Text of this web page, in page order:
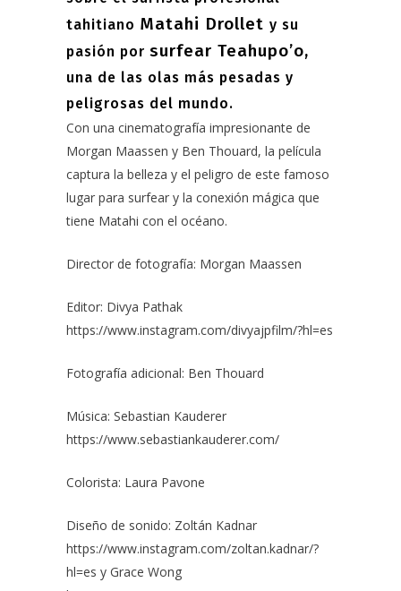
tahitiano Matahi Drollet y su
pasión por surfear Teahupo’o,
una de las olas más pesadas y
peligrosas del mundo.
Con una cinematografía impresionante de
Morgan Maassen y Ben Thouard, la película
captura la belleza y el peligro de este famoso
lugar para surfear y la conexión mágica que
tiene Matahi con el océano.
Director de fotografía: Morgan Maassen
Editor: Divya Pathak
https://www.instagram.com/divyajpfilm/?hl=es
Fotografía adicional: Ben Thouard
Música: Sebastian Kauderer
https://www.sebastiankauderer.com/
Colorista: Laura Pavone
Diseño de sonido: Zoltán Kadnar
https://www.instagram.com/zoltan.kadnar/?
hl=es y Grace Wong